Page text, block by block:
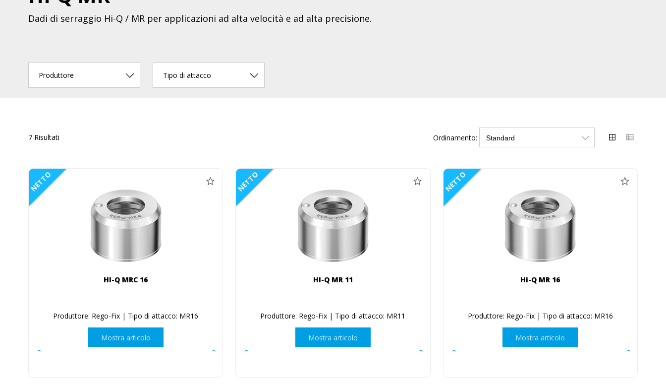
Dadi di serraggio Hi-Q / MR per applicazioni ad alta velocità e ad alta precisione.
Produttore Tipo di attacco
7 Risultati Ordinamento:
NETTO
HI-Q MRC 16
Produttore: Rego-Fix | Tipo di attacco: MR16
Mostra articolo
NETTO
HI-Q MR 11
Produttore: Rego-Fix | Tipo di attacco: MR11
Mostra articolo
NETTO
Hi-Q MR 16
Produttore: Rego-Fix | Tipo di attacco: MR16
Mostra articolo